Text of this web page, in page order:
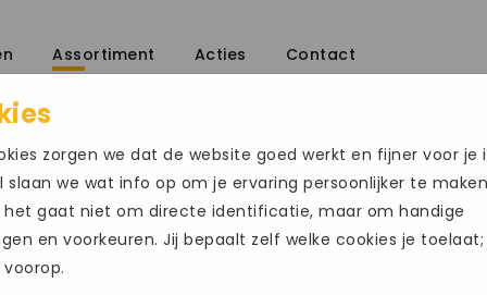
Assortiment Acties Contact
zorgen we dat de website goed werkt en fijner voor je
slaan we wat info op om je ervaring persoonlijker te
het gaat niet om directe identificatie, maar om handige
en voorkeuren. Jij bepaalt zelf welke cookies je toelaat;